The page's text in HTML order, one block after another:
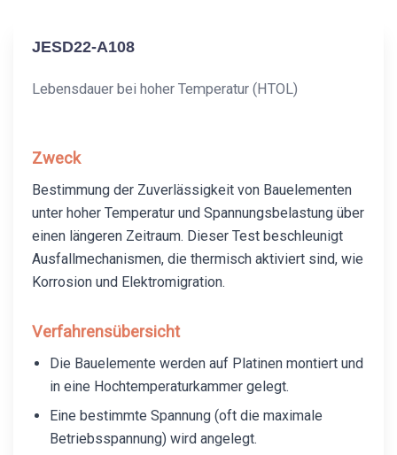
JESD22-A108
Lebensdauer bei hoher Temperatur (HTOL)
Zweck
Bestimmung der Zuverlässigkeit von Bauelementen
unter hoher Temperatur und Spannungsbelastung über
einen längeren Zeitraum. Dieser Test beschleunigt
Ausfallmechanismen, die thermisch aktiviert sind, wie
Korrosion und Elektromigration.
Verfahrensübersicht
Die Bauelemente werden auf Platinen montiert und
in eine Hochtemperaturkammer gelegt.
Eine bestimmte Spannung (oft die maximale
Betriebsspannung) wird angelegt.